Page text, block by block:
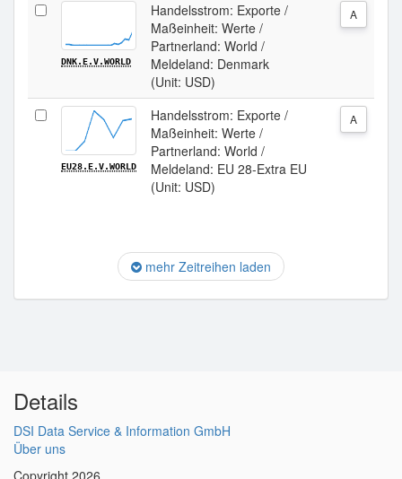
DNK.E.V.WORLD
Handelsstrom: Exporte /
Maßeinheit: Werte /
Partnerland: World /
Meldeland: Denmark
(Unit: USD)
A
EU28.E.V.WORLD
Handelsstrom: Exporte /
Maßeinheit: Werte /
Partnerland: World /
Meldeland: EU 28-Extra EU
(Unit: USD)
A
mehr Zeitreihen laden
Details
DSI Data Service & Information GmbH
Über uns
Copyright 2026